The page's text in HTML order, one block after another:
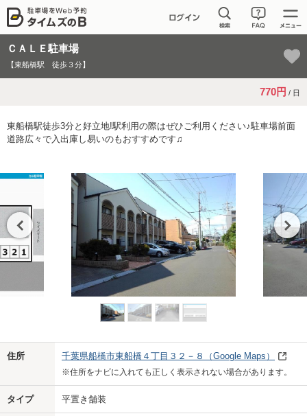
ＣＡＬＥ駐車場
【東船橋駅 徒歩３分】
770円 / 日
東船橋駅徒歩3分と好立地!駅利用の際はぜひご利用ください♪駐車場前面
道路広々で入出庫し易いのもおすすめです♫
Previo
住所 千葉県船橋市東船橋４丁目３２－８ （Google Maps）
※住所をナビに入れても正しく表示されない場合があります。
タイプ 平置き舗装